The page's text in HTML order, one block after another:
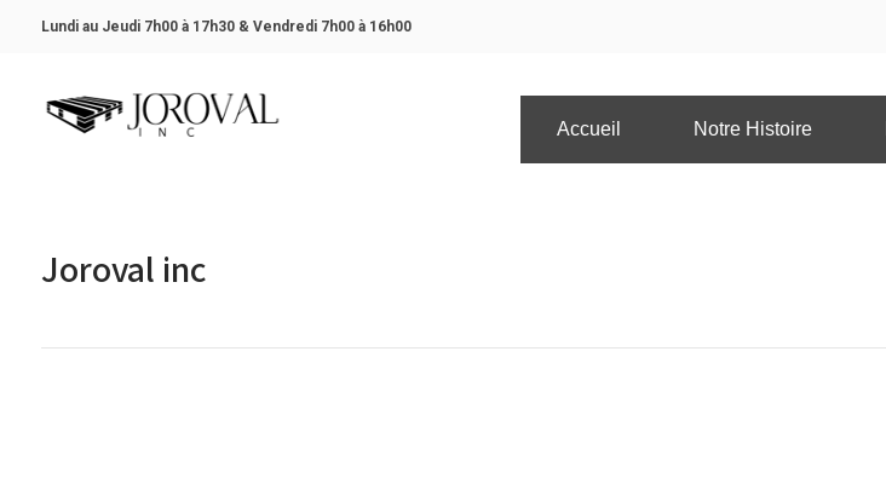
Lundi au Jeudi 7h00 à 17h30 & Vendredi 7h00 à 16h00
Accueil Notre Histoire
Joroval inc